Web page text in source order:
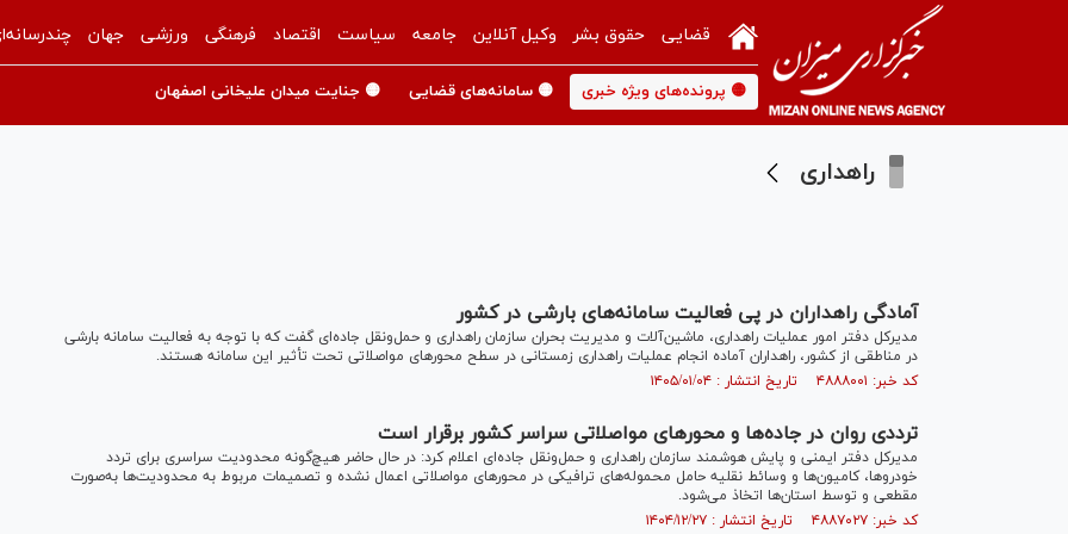
قضایی حقوق بشر وکیل آنلاین جامعه سیاست اقتصاد فرهنگی ورزشی جهان
🟡 پرونده‌های ویژه خبری 🟡 سامانه‌های قضایی 🟡 جنایت میدان علیخانی اصفهان
راهداری
آمادگی راهداران در پی فعالیت‌ سامانه‌های بارشی در کشور
مدیرکل دفتر امور عملیات راهداری، ماشین‌آلات و مدیریت بحران سازمان راهداری و حمل‌ونقل جاده‌ای گفت که با توجه به فعالیت سامانه بارشی
در مناطقی از کشور، راهداران آماده انجام عملیات راهداری زمستانی در سطح محورهای مواصلاتی تحت تأثیر این سامانه هستند.
کد خبر: ۴۸۸۸۰۰۱ تاریخ انتشار : ۱۴۰۵/۰۱/۰۴
ترددی روان در جاده‌ها و محور‌های مواصلاتی سراسر کشور برقرار است
مدیرکل دفتر ایمنی و پایش هوشمند سازمان راهداری و حمل‌ونقل جاده‌ای اعلام کرد: در حال حاضر هیچ‌گونه محدودیت سراسری برای تردد
خودروها، کامیون‌ها و وسائط نقلیه حامل محموله‌های ترافیکی در محور‌های مواصلاتی اعمال نشده و تصمیمات مربوط به محدودیت‌ها به‌صورت
مقطعی و توسط استان‌ها اتخاذ می‌شود.
کد خبر: ۴۸۸۷۰۲۷ تاریخ انتشار : ۱۴۰۴/۱۲/۲۷